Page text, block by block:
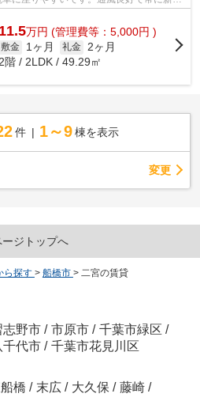
す...
11.5万円 (管理費等：5,000円 )
敷金 1ヶ月 礼金 2ヶ月
階 / 2LDK / 49.29㎡
件 1～9 棟を表示
変更
ージトップへ
ら探す > 船橋市 > 二宮の賃貸
志野市 / 市原市 / 千葉市緑区 /
千代市 / 千葉市花見川区
橋 / 末広 / 大久保 / 藤崎 /